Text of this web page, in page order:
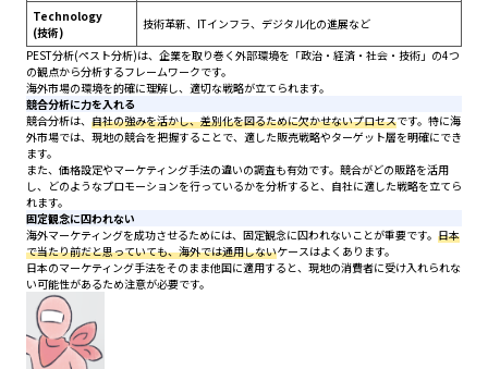
Technology
(技術)
技術革新、ITインフラ、デジタル化の進展など
PEST分析(ペスト分析)は、企業を取り巻く外部環境を「政治・経済・社会・技術」の4つ
の観点から分析するフレームワークです。
海外市場の環境を的確に理解し、適切な戦略が立てられます。
競合分析に力を入れる
競合分析は、 自社の強みを活かし、差別化を図るために欠かせないプロセスです。特に海
外市場では、現地の競合を把握することで、適した販売戦略やターゲット層を明確にでき
ます。
また、価格設定やマーケティング手法の違いの調査も有効です。競合がどの販路を活用
し、どのようなプロモーションを行っているかを分析すると、自社に適した戦略を立てら
れます。
固定観念に囚われない
海外マーケティングを成功させるためには、固定観念に囚われないことが重要です。 日本
で当たり前だと思っていても、海外では通用しないケースはよくあります。
日本のマーケティング手法をそのまま他国に適用すると、現地の消費者に受け入れられな
い可能性があるため注意が必要です。